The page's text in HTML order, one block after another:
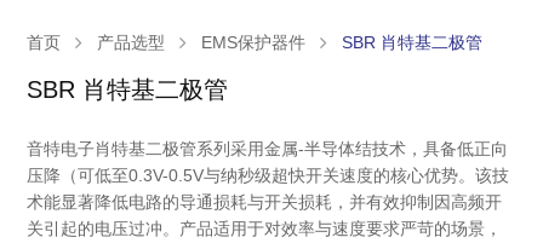
首页 产品选型 EMS保护器件 SBR 肖特基二极管
SBR 肖特基二极管
音特电子肖特基二极管系列采用金属-半导体结技术，具备低正向
压降（可低至0.3V-0.5V与纳秒级超快开关速度的核心优势。该技
术能显著降低电路的导通损耗与开关损耗，并有效抑制因高频开
关引起的电压过冲。产品适用于对效率与速度要求严苛的场景，